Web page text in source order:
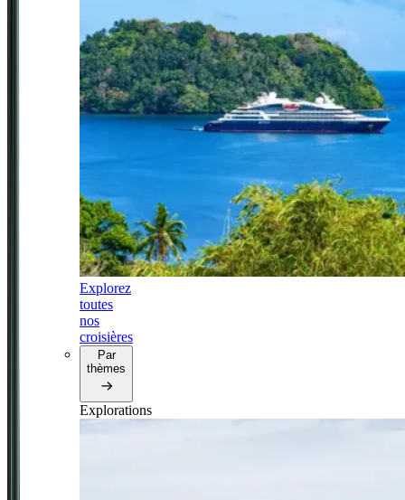
Explorez
toutes
nos
croisières
Par
thèmes
Explorations